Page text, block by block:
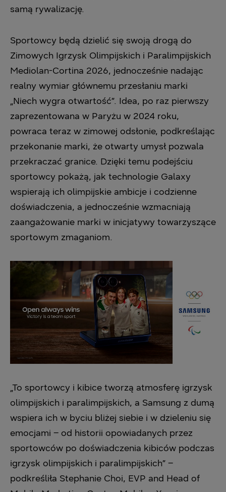
samą rywalizację.
Sportowcy będą dzielić się swoją drogą do
Zimowych Igrzysk Olimpijskich i Paralimpijskich
Mediolan-Cortina 2026, jednocześnie nadając
realny wymiar głównemu przesłaniu marki
„Niech wygra otwartość”. Idea, po raz pierwszy
zaprezentowana w Paryżu w 2024 roku,
powraca teraz w zimowej odsłonie, podkreślając
przekonanie marki, że otwarty umysł pozwala
przekraczać granice. Dzięki temu podejściu
sportowcy pokażą, jak technologie Galaxy
wspierają ich olimpijskie ambicje i codzienne
doświadczenia, a jednocześnie wzmacniają
zaangażowanie marki w inicjatywy towarzyszące
sportowym zmaganiom.
„To sportowcy i kibice tworzą atmosferę igrzysk
olimpijskich i paralimpijskich, a Samsung z dumą
wspiera ich w byciu bliżej siebie i w dzieleniu się
emocjami – od historii opowiadanych przez
sportowców po doświadczenia kibiców podczas
igrzysk olimpijskich i paralimpijskich” –
podkreśliła Stephanie Choi, EVP and Head of